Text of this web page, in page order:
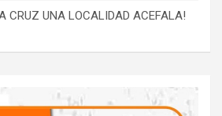
CRUZ UNA LOCALIDAD ACEFALA!